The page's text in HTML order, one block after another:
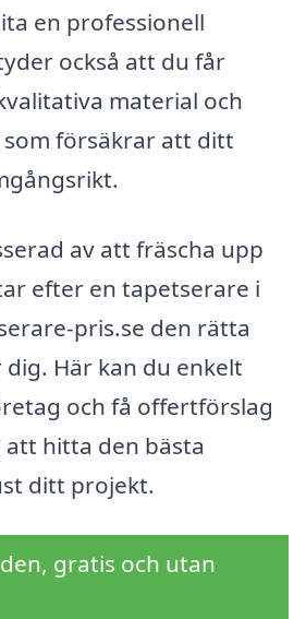
en professionell
också att du får
material och
försäkrar att ditt
av att fräscha upp
efter en tapetserare i
pris.se den rätta
Här kan du enkelt
och få offertförslag
hitta den bästa
ditt projekt.
gratis och utan